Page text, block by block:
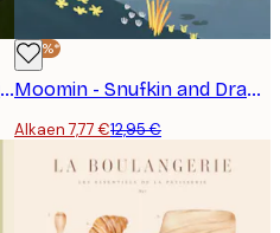
Moomin - In The Forest Juliste
-40%*
Moomin - Snufkin and Dragon Fishing Juliste
Alkaen 7,77 €12,95 €